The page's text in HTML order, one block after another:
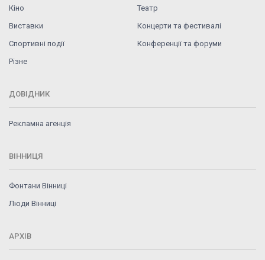
Кіно
Театр
Виставки
Концерти та фестивалі
Спортивні події
Конференції та форуми
Різне
ДОВІДНИК
Рекламна агенція
ВІННИЦЯ
Фонтани Вінниці
Люди Вінниці
АРХІВ